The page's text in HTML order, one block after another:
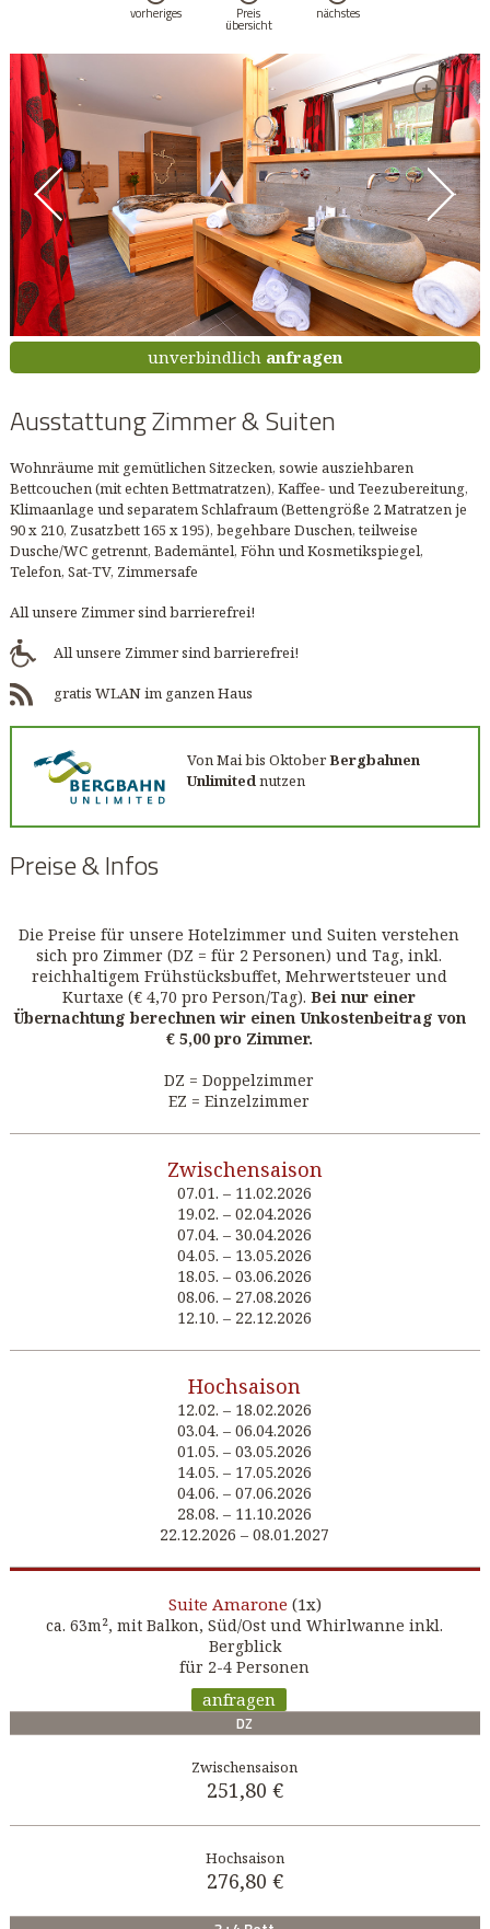
vorheriges Preis
übersicht
nächstes
unverbindlich anfragen
Ausstattung Zimmer & Suiten
Wohnräume mit gemütlichen Sitzecken, sowie ausziehbaren
Bettcouchen (mit echten Bettmatratzen), Kaffee- und Teezubereitung,
Klimaanlage und separatem Schlafraum (Bettengröße 2 Matratzen je
90 x 210, Zusatzbett 165 x 195), begehbare Duschen, teilweise
Dusche/WC getrennt, Bademäntel, Föhn und Kosmetikspiegel,
Telefon, Sat-TV, Zimmersafe
All unsere Zimmer sind barrierefrei!
All unsere Zimmer sind barrierefrei!
gratis WLAN im ganzen Haus
Von Mai bis OktoberBergbahnen
Unlimitednutzen
Preise & Infos
Die Preise für unsere Hotelzimmer und Suiten verstehen
sich pro Zimmer (DZ = für 2 Personen) und Tag, inkl.
reichhaltigem Frühstücksbuffet, Mehrwertsteuer und
Kurtaxe (€ 4,70 pro Person/Tag).Bei nur einer
Übernachtung berechnen wir einen Unkostenbeitrag von
€ 5,00 pro Zimmer.
DZ = Doppelzimmer
EZ = Einzelzimmer
Zwischensaison
07.01. – 11.02.2026
19.02. – 02.04.2026
07.04. – 30.04.2026
04.05. – 13.05.2026
18.05. – 03.06.2026
08.06. – 27.08.2026
12.10. – 22.12.2026
Hochsaison
12.02. – 18.02.2026
03.04. – 06.04.2026
01.05. – 03.05.2026
14.05. – 17.05.2026
04.06. – 07.06.2026
28.08. – 11.10.2026
22.12.2026 – 08.01.2027
Suite Amarone (1x)
ca. 63m², mit Balkon, Süd/Ost und Whirlwanne inkl.
Bergblick
für 2-4 Personen
anfragen
DZ
251,80 €
276,80 €